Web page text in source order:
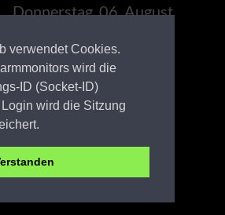
verwendet Cookies.
wird die
ID (Socket-ID)
wird die Sitzung
Donnerstag, 06. August
Lausitz